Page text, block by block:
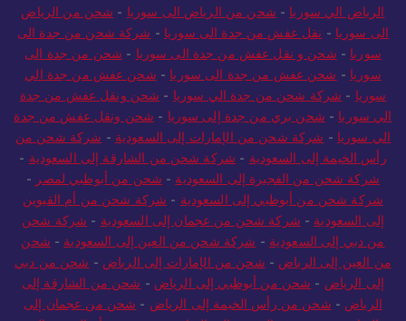
الرياض الي سوريا - شحن من الرياض الى سوريا - شحن من الرياض
الى سوريا - نقل عفش من جدة الى سوريا - شركة شحن من جدة الى
سوريا - شحن و نقل عفش من جدة الى سوريا - شحن من جدة الى
سوريا - شحن عفش من جدة الى سوريا - شحن عفش من جدة الي
سوريا - شركة شحن من جدة الي سوريا - شحن ونقل عفش من جدة
الي سوريا - شحن بري من جدة إلى سوريا - شحن ونقل عفش من جدة
الي سوريا - شركة شحن من الإمارات إلى السعودية - شركة شحن من
رأس الخيمة إلى السعودية - شركة شحن من الشارقة إلى السعودية -
شركة شحن من الفجيرة إلى السعودية - شحن من أبوظبي لمصر -
شركة شحن من أبوظبي إلى السعودية - شركة شحن من أم القيوين
إلى السعودية - شركة شحن من عجمان إلى السعودية - شركة شحن
من دبي إلى السعودية - شركة شحن من العين إلى السعودية - شحن
من العين إلى الرياض - شحن من الإمارات إلى الرياض - شحن من دبي
إلى الرياض - شحن من أبوظبي إلى الرياض - شحن من الشارقة إلى
الرياض - شحن من رأس الخيمة إلى الرياض - شحن من عجمان إلى